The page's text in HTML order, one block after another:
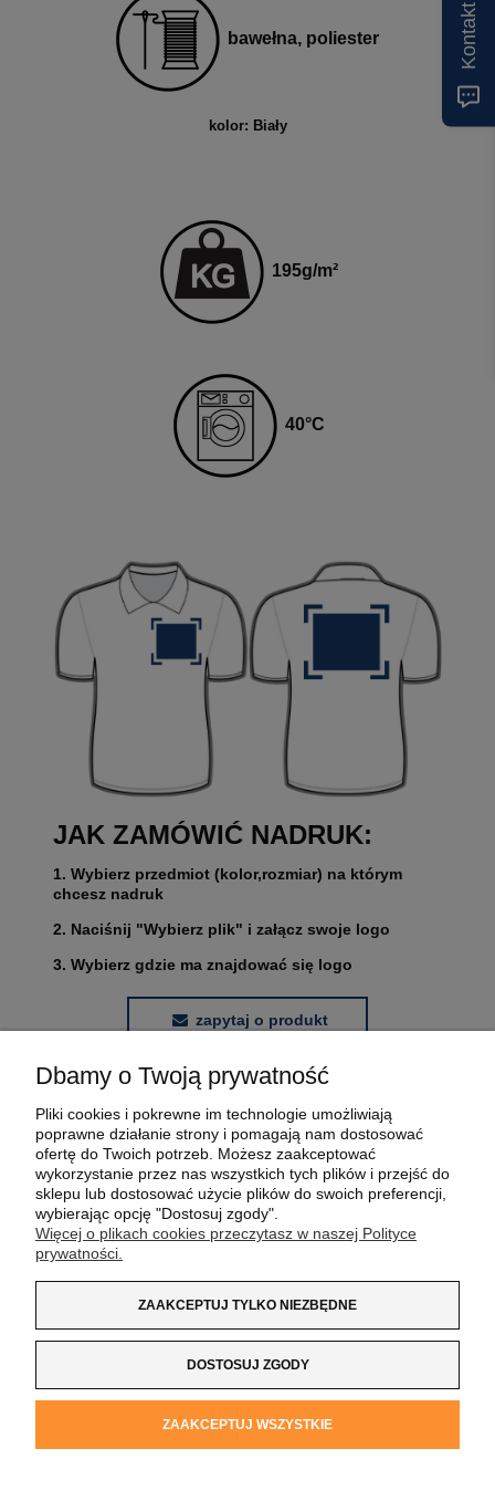
bawełna, poliester
kolor: Biały
195g/m²
40°C
JAK ZAMÓWIĆ NADRUK:
1. Wybierz przedmiot (kolor,rozmiar) na którym
chcesz nadruk
2. Naciśnij "Wybierz plik" i załącz swoje logo
3. Wybierz gdzie ma znajdować się logo
zapytaj o produkt
MOJE KONTO
PŁATNOŚCI I DOSTAWA
O NAS
Kochanowskiego 37/K5 |33-100 Tarnów| tel.:
e-mail:sklep@koszulkazlogo.pl
Dbamy o Twoją prywatność
Pliki cookies i pokrewne im technologie umożliwiają
poprawne działanie strony i pomagają nam dostosować
ofertę do Twoich potrzeb. Możesz zaakceptować
wykorzystanie przez nas wszystkich tych plików i przejść do
sklepu lub dostosować użycie plików do swoich preferencji,
wybierając opcję "Dostosuj zgody".
Więcej o plikach cookies przeczytasz w naszej Polityce
prywatności.
ZAAKCEPTUJ TYLKO NIEZBĘDNE
DOSTOSUJ ZGODY
ZAAKCEPTUJ WSZYSTKIE
Kontakt